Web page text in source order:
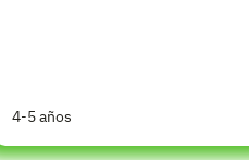
4-5 años